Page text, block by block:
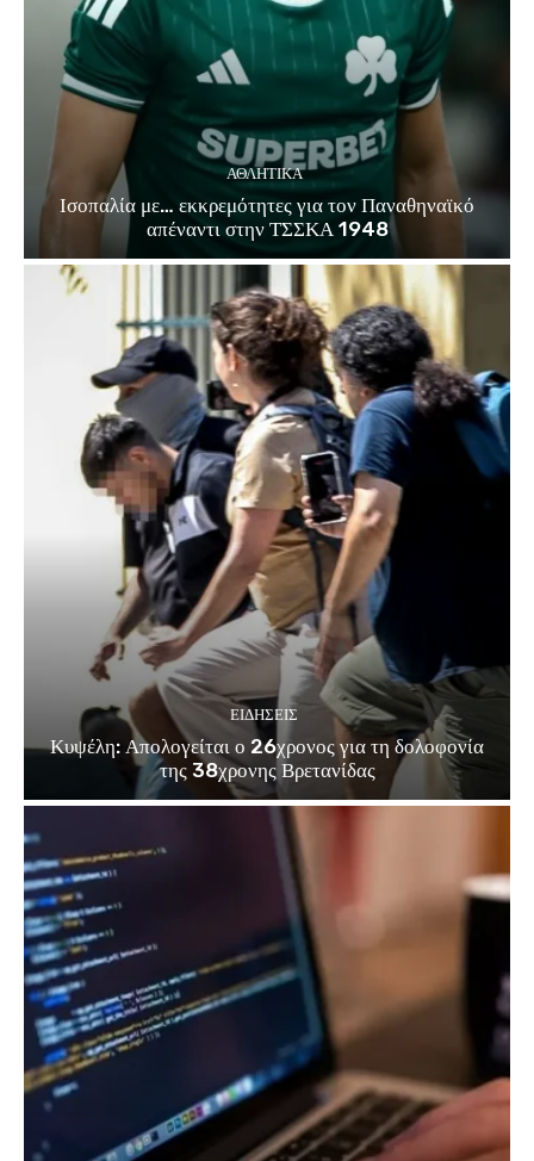
ΑΘΛΗΤΙΚΑ
Ισοπαλία με… εκκρεμότητες για τον Παναθηναϊκό
απέναντι στην ΤΣΣΚΑ 1948
ΕΙΔΗΣΕΙΣ
Κυψέλη: Απολογείται ο 26χρονος για τη δολοφονία
της 38χρονης Βρετανίδας